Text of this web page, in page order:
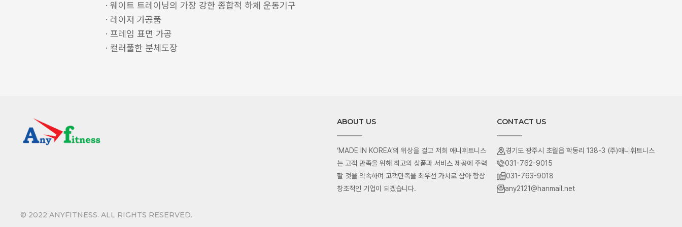
· 웨이트 트레이닝의 가장 강한 종합적 하체 운동기구
· 레이저 가공품
· 프레임 표면 가공
· 컬러풀한 분체도장
ABOUT US
‘MADE IN KOREA’의 위상을 걸고 저희 애니휘트니스
는 고객 만족을 위해 최고의 상품과 서비스 제공에 주력
할 것을 약속하며 고객만족을 최우선 가치로 삼아 항상
창조적인 기업이 되겠습니다.
CONTACT US
경기도 광주시 초월읍 학동리 138-3 (주)애니휘트니스
031-762-9015
031-763-9018
any2121@hanmail.net
© 2022 ANYFITNESS. ALL RIGHTS RESERVED.